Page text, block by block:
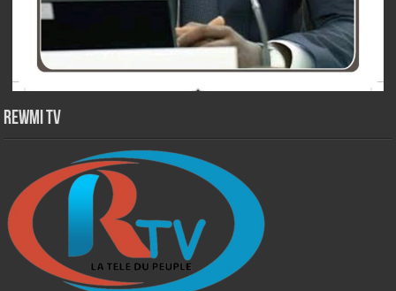
Rewmi TV